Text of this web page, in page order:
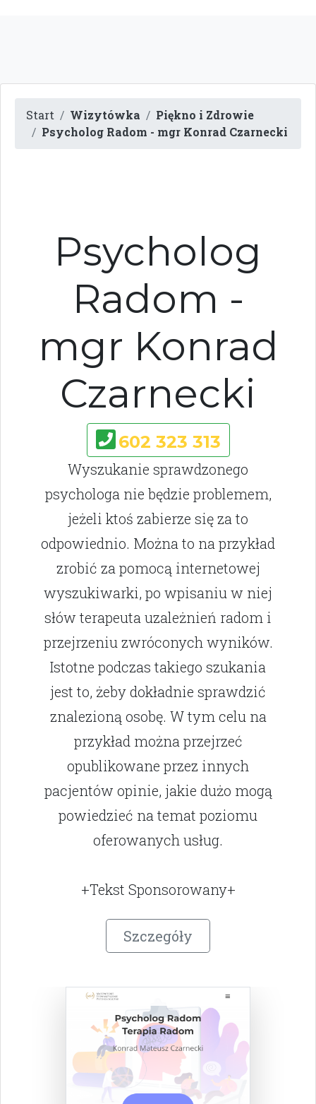
Start Wizytówka
Piękno i Zdrowie
Psycholog Radom - mgr Konrad Czarnecki
Psycholog
Radom -
mgr Konrad
Czarnecki
602 323 313
Wyszukanie sprawdzonego
psychologa nie będzie problemem,
jeżeli ktoś zabierze się za to
odpowiednio. Można to na przykład
zrobić za pomocą internetowej
wyszukiwarki, po wpisaniu w niej
słów terapeuta uzależnień radom i
przejrzeniu zwróconych wyników.
Istotne podczas takiego szukania
jest to, żeby dokładnie sprawdzić
znalezioną osobę. W tym celu na
przykład można przejrzeć
opublikowane przez innych
pacjentów opinie, jakie dużo mogą
powiedzieć na temat poziomu
oferowanych usług.
+Tekst Sponsorowany+
Szczegóły